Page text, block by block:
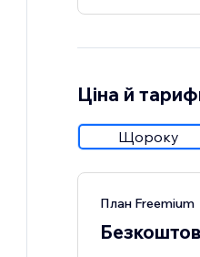
Ціна й
Щороку
План Freemium